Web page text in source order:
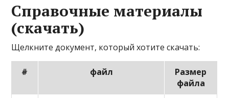
Справочные материалы
(скачать)
Щелкните документ, который хотите скачать:
# файл
Размер
файла